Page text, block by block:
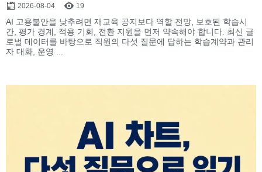
2026-08-04 19
AI 고용불안을 낮추려면 재교육 공지보다 역할 전망, 보호된 학습시
간, 평가 경계, 적용 기회, 전환 지원을 먼저 약속해야 합니다. 최신 글
로벌 데이터를 바탕으로 직원의 다섯 질문에 답하는 학습계약과 관리
자 대화, 운영 ...